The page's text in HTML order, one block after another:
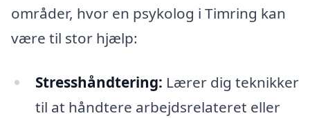
områder, hvor en psykolog i Timring kan
være til stor hjælp:
Stresshåndtering: Lærer dig teknikker
til at håndtere arbejdsrelateret eller